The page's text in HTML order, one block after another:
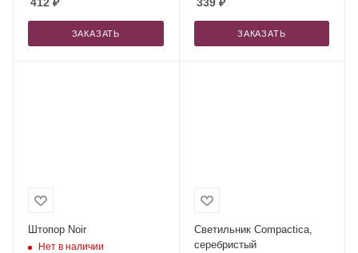
412 ₽
ЗАКАЗАТЬ
339₽
ЗАКАЗАТЬ
Штопор Noir
Нет в наличии
Светильник Compactica,
серебристый